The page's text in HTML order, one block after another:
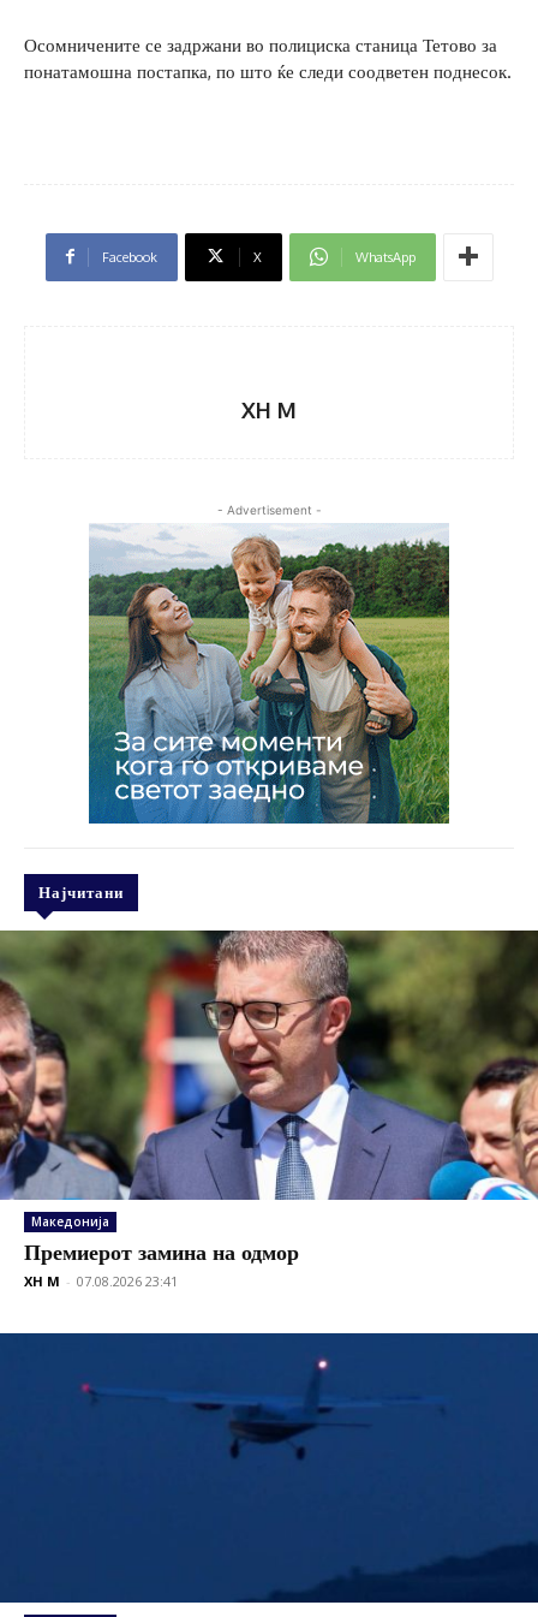
Осомничените се задржани во полициска станица Тетово за
понатамошна постапка, по што ќе следи соодветен поднесок.
Facebook X WhatsApp
XH M
- Advertisement -
Најчитани
Македонија
Премиерот замина на одмор
XH M - 07.08.2026 23:41